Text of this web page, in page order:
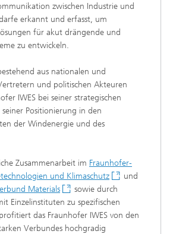
zwischen Industrie und
erkannt und erfasst, um
für akut drängende und
zu entwickeln.
aus nationalen und
und politischen Akteuren
IWES bei seiner strategischen
Positionierung in den
der Windenergie und des
Zusammenarbeit im Fraunhofer-
und Klimaschutz
und
Materials
sowie durch
Einzelinstituten zu spezifischen
das Fraunhofer IWES von den
Verbundes hochgradig